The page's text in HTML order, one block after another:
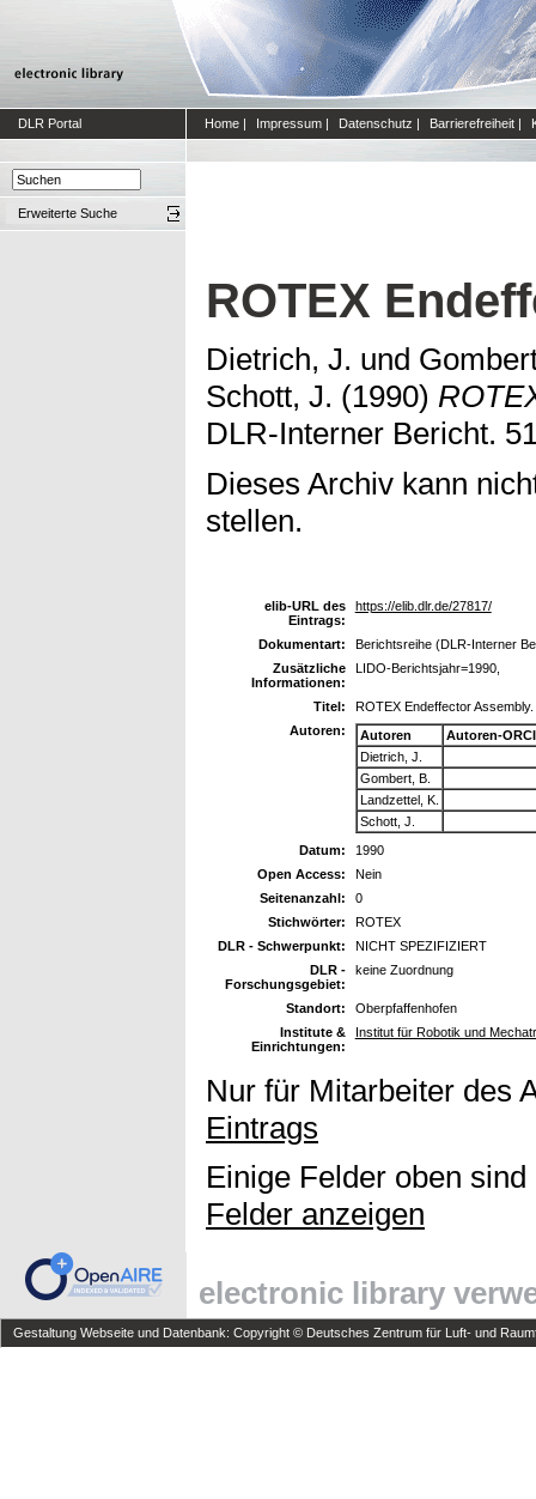
DLR Portal Home | Impressum | Datenschutz | Barrierefreiheit |
Erweiterte Suche
ROTEX
Dietrich, J. und
Schott, J. (1990)
DLR-Interner Bericht.
Dieses Archiv kann
stellen.
elib-URL des
Eintrags:
https://elib.dlr.de/27817/
Dokumentart:
Berichtsreihe (DLR-Interner
Zusätzliche
Informationen:
LIDO-Berichtsjahr=1990,
Titel:
ROTEX Endeffector Assembly.
Autoren:
Autoren
Autoren-
Dietrich, J.
Gombert, B.
Landzettel, K.
Schott, J.
Datum:
1990
Open Access:
Nein
Seitenanzahl:
0
Stichwörter:
ROTEX
DLR - Schwerpunkt:
NICHT SPEZIFIZIERT
DLR -
Forschungsgebiet:
keine Zuordnung
Standort:
Oberpfaffenhofen
Institute &
Einrichtungen:
Institut für Robotik und
Nur für Mitarbeiter des
Eintrags
Einige Felder oben
Felder anzeigen
electronic library
Gestaltung Webseite und Datenbank: Copyright © Deutsches Zentrum für Luft- und